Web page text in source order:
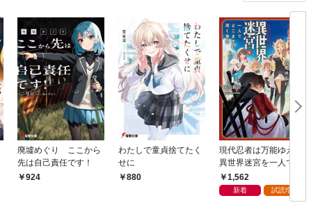
廃墟めぐり ここから
先は自己責任です！
924
わたしで童貞捨てたく
せに
880
現代忍者は万能ゆえに
異世界迷宮を一人でど
こまでも深く潜る 1
1,562
新着 試読増量